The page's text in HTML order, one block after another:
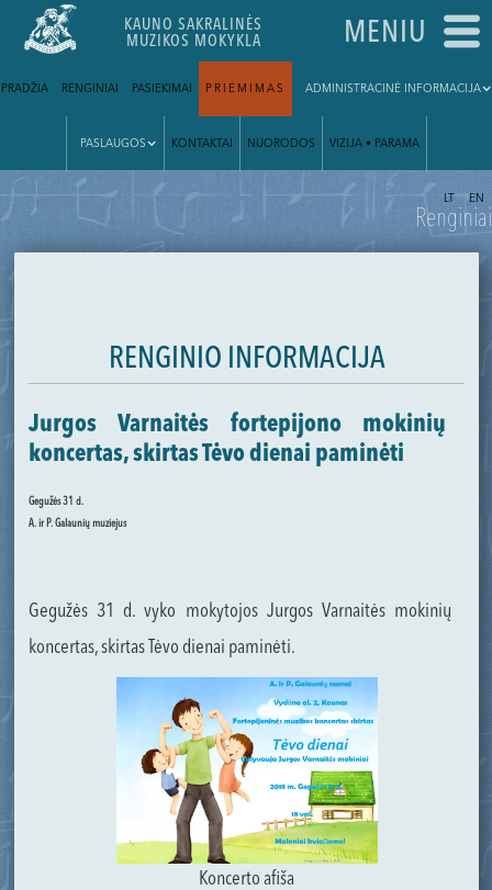
KAUNO SAKRALINĖS
MUZIKOS MOKYKLA
MENIU
PRADŽIA RENGINIAI PASIEKIMAI PRIĖMIMAS ADMINISTRACINĖ INFORMACIJA
PASLAUGOS KONTAKTAI NUORODOS VIZIJA • PARAMA
| LT EN
Renginiai
RENGINIO INFORMACIJA
Jurgos Varnaitės fortepijono mokinių
koncertas, skirtas Tėvo dienai paminėti
Gegužės 31 d.
A. ir P. Galaunių muziejus
Gegužės 31 d. vyko mokytojos Jurgos Varnaitės mokinių
koncertas, skirtas Tėvo dienai paminėti.
Koncerto afiša